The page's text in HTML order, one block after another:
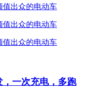
一次充电，多跑